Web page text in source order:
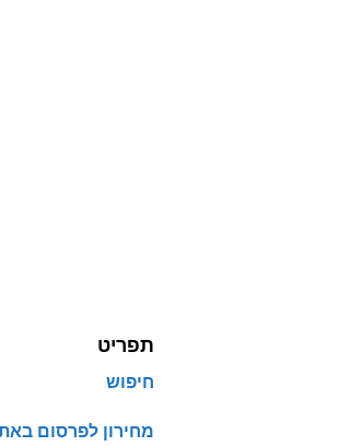
תפריט
חיפוש
מחירון לפרסום